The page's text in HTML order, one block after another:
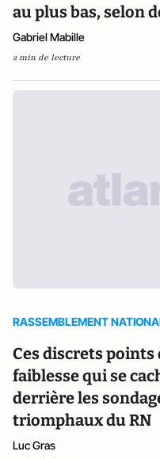
au plus bas, selon
Gabriel Mabille
2 min de lecture
RASSEMBLEMENT
Ces discrets points
faiblesse qui se
derrière les
triomphaux du RN
Luc Gras